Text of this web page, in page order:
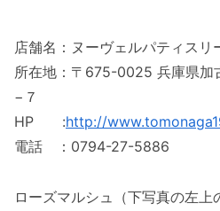
店舗名：ヌーヴェルパティスリ
所在地：〒675-0025 兵庫県加
−７
HP :http://
電話 ：0794-27-5886
ローズマルシュ（下写真の左